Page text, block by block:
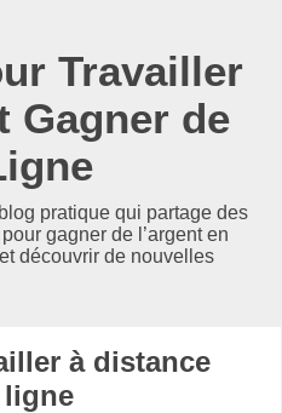
Travailler
Gagner de
pratique qui partage des
gagner de l’argent en
découvrir de nouvelles
à distance
ligne